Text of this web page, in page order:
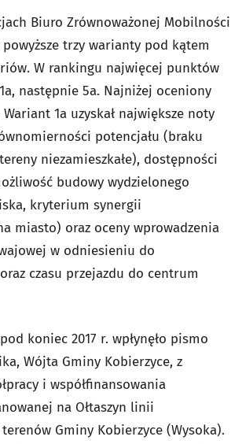
Biuro Zrównoważonej Mobilności
powyższe trzy warianty pod kątem
W rankingu najwięcej punktów
następnie 5a. Najniżej oceniony
1a uzyskał największe noty
potencjału (braku
niezamieszkałe), dostępności
budowy wydzielonego
kryterium synergii
miasto) oraz oceny wprowadzenia
w odniesieniu do
czasu przejazdu do centrum
koniec 2017 r. wpłynęło pismo
Wójta Gminy Kobierzyce, z
i współfinansowania
na Ołtaszyn linii
Gminy Kobierzyce (Wysoka).